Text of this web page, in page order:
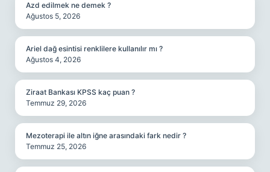
Azd edilmek ne demek ?
Ağustos 5, 2026
Ariel dağ esintisi renklilere kullanılır mı ?
Ağustos 4, 2026
Ziraat Bankası KPSS kaç puan ?
Temmuz 29, 2026
Mezoterapi ile altın iğne arasındaki fark nedir ?
Temmuz 25, 2026